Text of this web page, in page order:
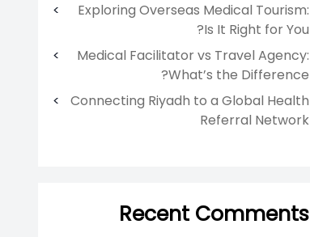
Exploring Overseas Medical Tourism:
Is It Right for You?
Medical Facilitator vs Travel Agency:
What’s the Difference?
Connecting Riyadh to a Global Health
Referral Network
Recent Comments